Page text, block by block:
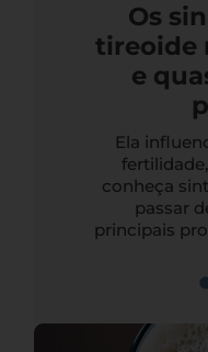
Os
tireoide
e
Ela
conheça
passar
principais